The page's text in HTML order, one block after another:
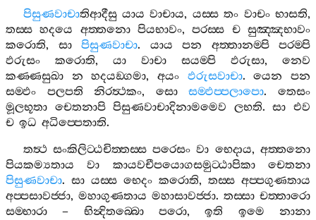
පිසුණවාචාතිආදීසු යාය වාචාය, යස‍්ස තං වාචං භාසති,
තස‍්ස හදයෙ අත‍්තනො පියභාවං,පරස‍්ස ච සුඤ‍්ඤභාවං
කරොති, සා පිසුණවාචා. යාය පන අත‍්තානම‍්පි
පරම‍්පි
ඵරුසං
කරොති, යා වාචා සයම‍්පි ඵරුසා, නෙව
කණ‍්ණසුඛා
න හදයඞ‍්ගමා,අයං ඵරුසවාචා.යෙන
පන
සම‍්ඵං
පලපති නිරත්‍ථකං, සො සම‍්ඵප‍්පලාපො.තෙසං
මූලභූතා චෙතනාපි පිසුණවාචාදිනාමමෙව ලභති.සා එව
ච ඉධ අධිප‍්පෙතාති.
තත්‍ථ සංකිලිට‍්ඨචිත‍්තස‍්ස පරෙසං වා භෙදාය,අත‍්තනො
පියකම්‍යතාය
වා කායවචීපයොගසමුට‍්ඨාපිකා
චෙතනා
පිසුණවාචා. සා යස‍්ස භෙදං කරොති, තස‍්ස අප‍්පගුණතාය
අප‍්පසාවජ‍්ජා, මහාගුණතාය මහාසාවජ‍්ජා. තස‍්සා චත‍්තාරො
සම‍්භාරා – භින්‍දිතබ‍්බො පරො,ඉති ඉමෙ
නානා